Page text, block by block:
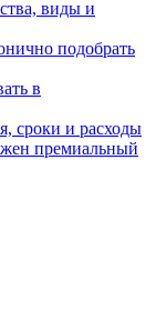
виды и
подобрать
в
сроки и расходы
премиальный